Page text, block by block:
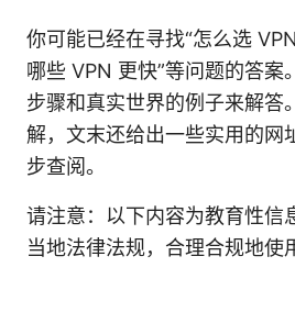
你可能已经在寻找“怎么选
哪些 VPN 更快”等问题的答案
步骤和真实世界的例子来解答
解，文末还给出一些实用的网
步查阅。
请注意：以下内容为教育性信
当地法律法规，合理合规地使